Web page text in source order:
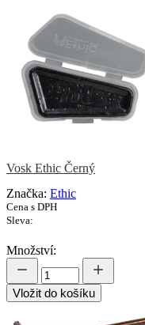
Vosk Ethic Černý
Značka: Ethic
Cena s DPH
Sleva:
Množství:
Vložit do košíku